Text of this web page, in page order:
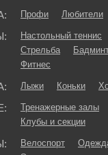
Профи Любители
Настольный теннис
Стрельба
Фитнес
Лыжи Коньки
Тренажерные залы
Клубы и секции
Велоспорт